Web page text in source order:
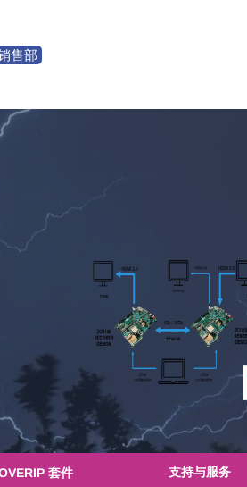
售部
套件 支持与服务